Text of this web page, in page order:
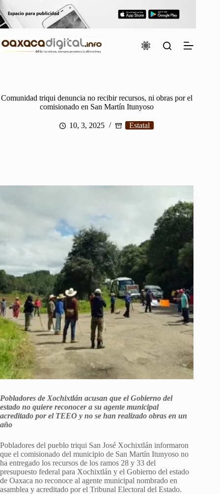
al
contenido
Comunidad triqui denuncia no recibir recursos, ni obras por el
comisionado en San Martín Itunyoso
10, 3, 2025 Estatal
Pobladores de Xochixtlán acusan que el Gobierno del
estado no quiere reconocer a su agente municipal
acreditado por el TEEO y no se han realizado obras en un
año
Pobladores del pueblo triqui San José Xochixtlán informaron
que el comisionado del municipio de San Martín Itunyoso no
ha entregado los recursos de los ramos 28 y 33 del
presupuesto federal para Xochixtlán y el Gobierno del estado
de Oaxaca no reconoce al agente municipal nombrado en
asamblea y acreditado por el Tribunal Electoral del Estado.